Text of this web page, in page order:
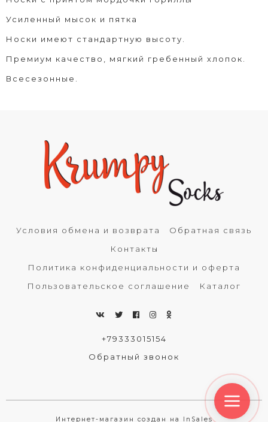
Усиленный мысок и пятка
Носки имеют стандартную высоту.
Премиум качество, мягкий гребенный хлопок.
Всесезонные.
Условия обмена и возврата
Обратная связь
Контакты
Политика конфиденциальности и оферта
Пользовательское соглашение
Каталог
+79333015154
Обратный звонок
Интернет-магазин создан на InSales